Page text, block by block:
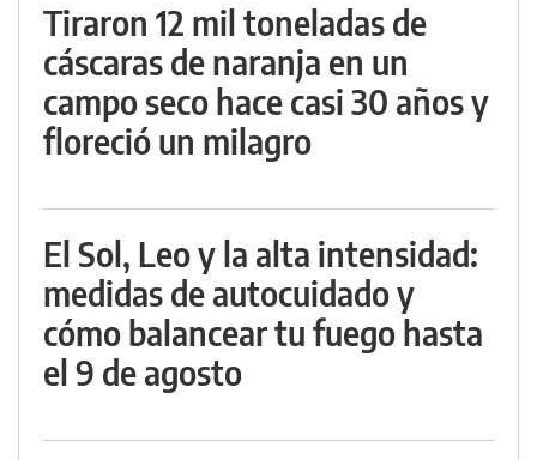
Tiraron 12 mil toneladas de
cáscaras de naranja en un
campo seco hace casi 30 años y
floreció un milagro
El Sol, Leo y la alta intensidad:
medidas de autocuidado y
cómo balancear tu fuego hasta
el 9 de agosto